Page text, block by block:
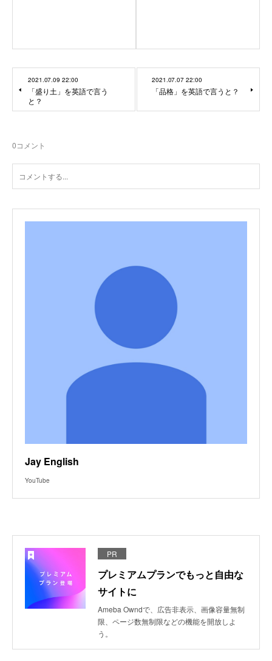
2021.07.09 22:00
「盛り土」を英語で言う
と？
2021.07.07 22:00
「品格」を英語で言うと？
0コメント
Jay English
YouTube
PR
プレミアムプランでもっと自由な
サイトに
Ameba Owndで、広告非表示、画像容量無制
限、ページ数無制限などの機能を開放しよ
う。